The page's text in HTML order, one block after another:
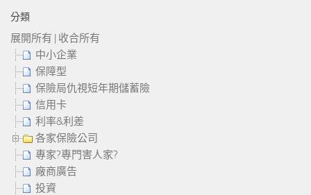
分類
展開所有 | 收合所有
中小企業
保障型
保險局仇視短年期儲蓄險
信用卡
利率&利差
各家保險公司
專家?專門害人家?
廠商廣告
投資